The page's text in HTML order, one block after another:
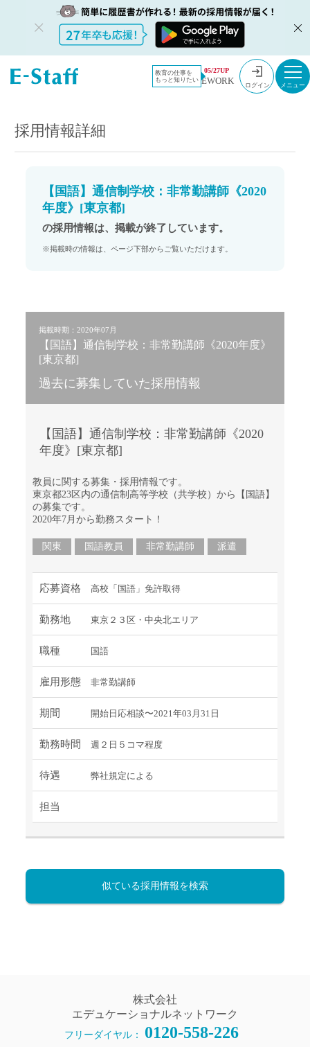
教育の仕事を
もっと知りたい
05/27UP
EWORK ログイン
教員採用情
報のイー・
採用情報
【国語】通信制学校：非常勤講師《2020年度》[東京都]
採用情報詳細
【国語】通信制学校：非常勤講師《2020
年度》[東京都]
の採用情報は、掲載が終了しています。
※掲載時の情報は、ページ下部からご覧いただけます。
掲載時期：2020年07月
【国語】通信制学校：非常勤講師《2020年度》
[東京都]
過去に募集していた採用情報
【国語】通信制学校：非常勤講師《2020
年度》[東京都]
教員に関する募集・採用情報です。
東京都23区内の通信制高等学校（共学校）から【国語】
の募集です。
2020年7月から勤務スタート！
関東 国語教員 非常勤講師 派遣
応募資格 高校「国語」免許取得
勤務地 東京２３区・中央北エリア
職種 国語
雇用形態 非常勤講師
期間 開始日応相談〜2021年03月31日
勤務時間 週２日５コマ程度
待遇 弊社規定による
担当
似ている採用情報を検索
株式会社
エデュケーショナルネットワーク
フリーダイヤル： 0120-558-226